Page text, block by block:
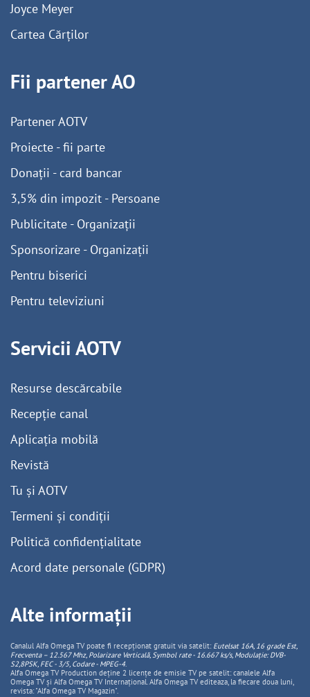
Joyce Meyer
Cartea Cărților
Fii partener AO
Partener AOTV
Proiecte - fii parte
Donații - card bancar
3,5% din impozit - Persoane
Publicitate - Organizații
Sponsorizare - Organizații
Pentru biserici
Pentru televiziuni
Servicii AOTV
Resurse descărcabile
Recepție canal
Aplicația mobilă
Revistă
Tu și AOTV
Termeni și condiții
Politică confidențialitate
Acord date personale (GDPR)
Alte informații
Canalul Alfa Omega TV poate fi recepționat gratuit via satelit: Eutelsat 16A, 16 grade Est,
Frecventa – 12.567 Mhz, PolarizareVerticală, Symbol rate - 16.667 ks/s, Modulație: DVB-
S2,8PSK, FEC - 3/5, Codare - MPEG-4.
Alfa Omega TV Production deține 2 licențe de emisie TV pe satelit: canalele Alfa
Omega TV și Alfa Omega TV Internațional. Alfa Omega TV editeaza, la fiecare doua luni,
revista: "Alfa Omega TV Magazin".